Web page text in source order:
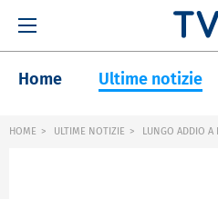
Home Ultime notizie
HOME ULTIME NOTIZIE LUNGO ADDIO A